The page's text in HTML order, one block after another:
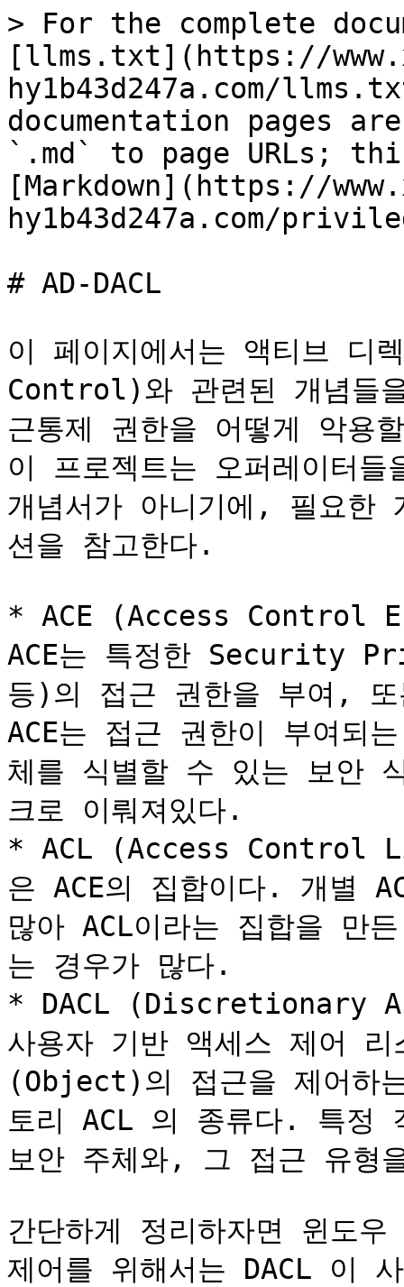
> For the complete
[llms.txt](https://
hy1b43d247a.com/
documentation pages
`.md` to page URLs;
[Markdown](https://
hy1b43d247a.com/
# AD-DACL
이 페이지에서는 액티브 디
Control)와 관련된 개념들
근통제 권한을 어떻게 악용
이 프로젝트는 오퍼레이터
개념서가 아니기에, 필요한
션을 참고한다.
* ACE (Access Control
ACE는 특정한 Security
등)의 접근 권한을 부여, 또
ACE는 접근 권한이 부여되
체를 식별할 수 있는 보안
크로 이뤄져있다.
* ACL (Access Control
은 ACE의 집합이다. 개별
많아 ACL이라는 집합을 만
는 경우가 많다.
* DACL (Discretionary
사용자 기반 액세스 제어
(Object)의 접근을 제어하
토리 ACL 의 종류다. 특정
보안 주체와, 그 접근 유형
간단하게 정리하자면 윈도
제어를 위해서는 DACL 이